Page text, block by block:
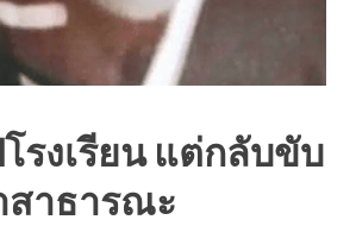
รงเรียน แต่กลับขับ
สาธารณะ